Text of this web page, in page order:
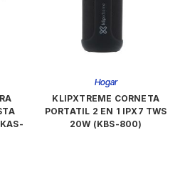
Hogar
KLIPXTREME CORNETA
PORTATIL 2 EN 1 IPX7 TWS
20W (KBS-800)